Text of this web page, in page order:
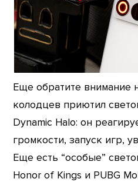
Еще обратите внимание
колодцев приютил
Dynamic Halo: он
громкости, запуск игр,
Еще есть “особые”
Honor of Kings и PUBG